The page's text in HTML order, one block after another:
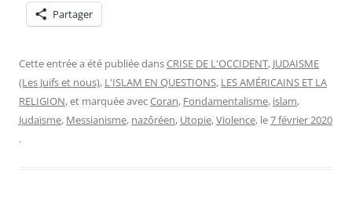
Partager
Cette entrée a été publiée dansCRISE DE L'OCCIDENT, JUDAISME
(Les Juifs et nous), L'ISLAM EN QUESTIONS, LES AMÉRICAINS ET LA
RELIGION, et marquée avecCoran, Fondamentalisme, islam,
Judaïsme, Messianisme, nazôréen, Utopie,Violence, le7 février 2020
.